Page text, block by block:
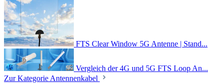
FTS Clear Window 5G Antenne | Stand...
Vergleich der 4G und 5G FTS Loop An...
Zur Kategorie Antennenkabel